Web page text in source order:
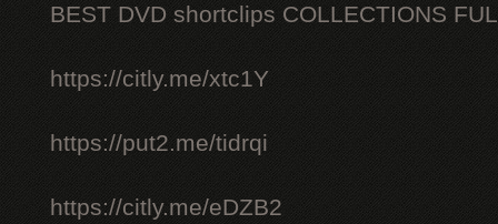
BEST DVD shortclips COLLECTIONS
https://citly.me/xtc1Y
https://put2.me/tidrqi
https://citly.me/eDZB2